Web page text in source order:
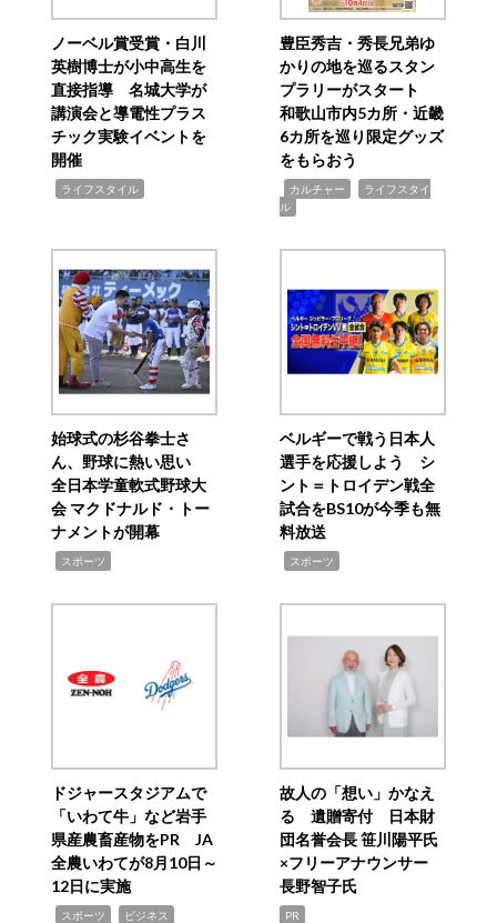
ノーベル賞受賞・白川
英樹博士が小中高生を
直接指導 名城大学が
講演会と導電性プラス
チック実験イベントを
開催
ライフスタイル
豊臣秀吉・秀長兄弟ゆ
かりの地を巡るスタン
プラリーがスタート
和歌山市内5カ所・近畿
6カ所を巡り限定グッズ
をもらおう
カルチャー
ライフスタイ
ル
始球式の杉谷拳士さ
ん、野球に熱い思い
全日本学童軟式野球大
会 マクドナルド・トー
ナメントが開幕
スポーツ
ベルギーで戦う日本人
選手を応援しよう シ
ント＝トロイデン戦全
試合をBS10が今季も無
料放送
スポーツ
ドジャースタジアムで
「いわて牛」など岩手
県産農畜産物をPR JA
全農いわてが8月10日～
12日に実施
スポーツ ビジネス
故人の「想い」かなえ
る 遺贈寄付 日本財
団名誉会長 笹川陽平氏
×フリーアナウンサー
長野智子氏
PR